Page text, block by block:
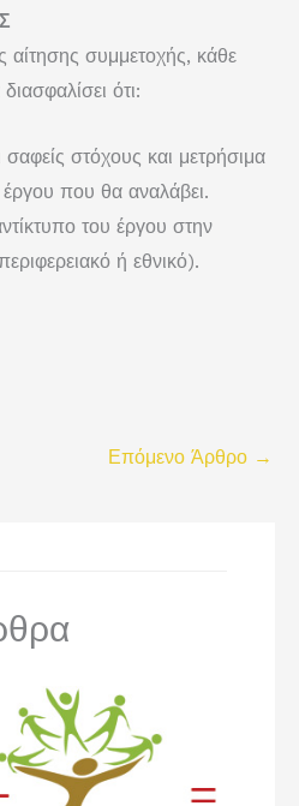
συμμετοχής, κάθε
ότι:
σαφείς στόχους και μετρήσιμα
που θα αναλάβει.
του έργου στην
ή εθνικό).
Επόμενο Άρθρο →